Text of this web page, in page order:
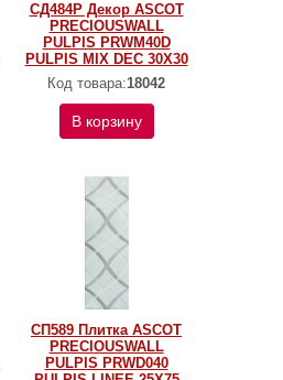
СД484Р Декор ASCOT
PRECIOUSWALL
PULPIS PRWM40D
PULPIS MIX DEC 30Х30
Код товара:18042
В корзину
СП589 Плитка ASCOT
PRECIOUSWALL
PULPIS PRWD040